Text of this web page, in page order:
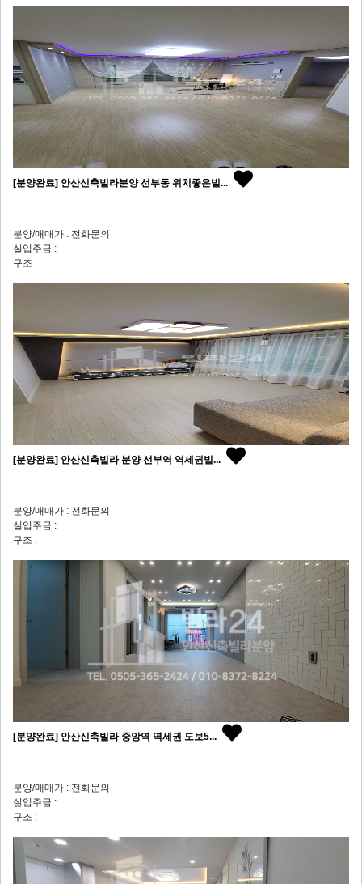
[분양완료] 안산신축빌라분양 선부동 위치좋은빌...
분양/매매가 : 전화문의
실입주금 :
구조 :
[분양완료] 안산신축빌라 분양 선부역 역세권빌...
분양/매매가 : 전화문의
실입주금 :
구조 :
[분양완료] 안산신축빌라 중앙역 역세권 도보5...
분양/매매가 : 전화문의
실입주금 :
구조 :